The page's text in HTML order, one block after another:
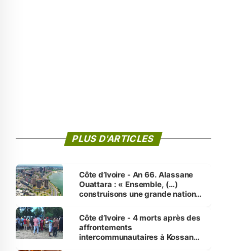
PLUS D'ARTICLES
Côte d’Ivoire - An 66. Alassane
Ouattara : « Ensemble, (…)
construisons une grande nation
générations futures »
Côte d’Ivoire - 4 morts après des
affrontements
intercommunautaires à Kossandji